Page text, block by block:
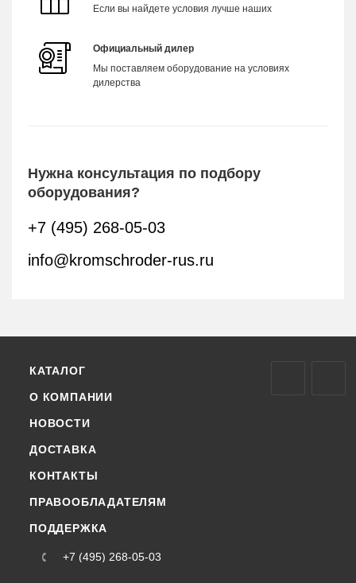
Если вы найдете условия лучше наших
Официальный дилер
Мы поставляем оборудование на условиях
дилерства
Нужна консультация по подбору
оборудования?
+7 (495) 268-05-03
info@kromschroder-rus.ru
КАТАЛОГ
О КОМПАНИИ
НОВОСТИ
ДОСТАВКА
КОНТАКТЫ
ПРАВООБЛАДАТЕЛЯМ
ПОДДЕРЖКА
+7 (495) 268-05-03